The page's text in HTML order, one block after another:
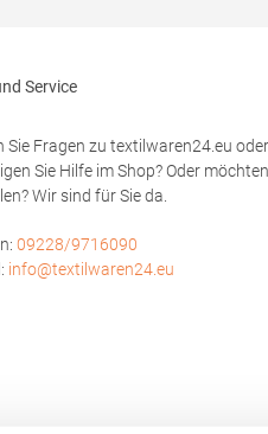
textil.de
Service
Sie Fragen zu textilwaren24.eu
Sie Hilfe im Shop? Oder
Wir sind für Sie da.
09228/9716090
info@textilwaren24.eu